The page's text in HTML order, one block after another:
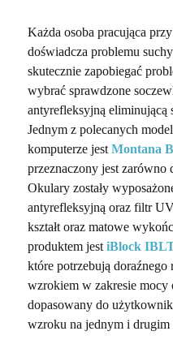
Każda osoba pracująca
doświadcza problemu
skutecznie zapobiegać
wybrać sprawdzone
antyrefleksyjną
Jednym z polecanych
komputerze jest Montana
przeznaczony jest zarówno
Okulary zostały
antyrefleksyjną oraz filtr
kształt oraz matowe
produktem jest iBlock
które potrzebują
wzrokiem w zakresie
dopasowany do
wzroku na jednym i drugim